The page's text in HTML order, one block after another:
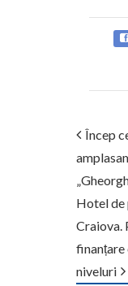
Încep
Hotel de
Craiova.
finanțare
niveluri